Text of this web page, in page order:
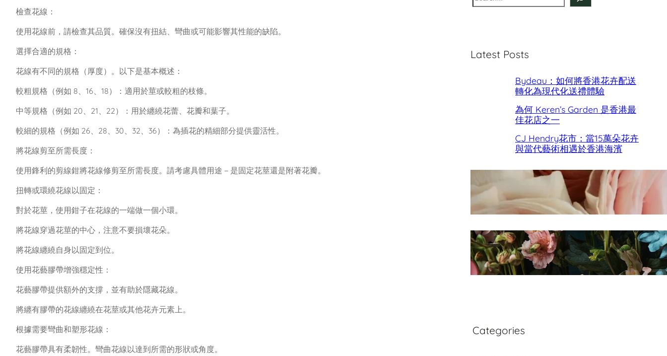
檢查花線：
使用花線前，請檢查其品質。確保沒有扭結、彎曲或可能影響其性能的缺陷。
選擇合適的規格：
花線有不同的規格（厚度）。以下是基本概述：
較粗規格（例如 8、16、18）：適用於莖或較粗的枝條。
中等規格（例如 20、21、22）：用於纏繞花蕾、花瓣和葉子。
較細的規格（例如 26、28、30、32、36）：為插花的精細部分提供靈活性。
將花線剪至所需長度：
使用鋒利的剪線鉗將花線修剪至所需長度。請考慮具體用途－是固定花莖還是附著花瓣。
扭轉或環繞花線以固定：
對於花莖，使用鉗子在花線的一端做一個小環。
將花線穿過花莖的中心，注意不要損壞花朵。
將花線纏繞自身以固定到位。
使用花藝膠帶增強穩定性：
花藝膠帶提供額外的支撐，並有助於隱藏花線。
將纏有膠帶的花線纏繞在花莖或其他花卉元素上。
根據需要彎曲和塑形花線：
花藝膠帶具有柔韌性。彎曲花線以達到所需的形狀或角度。
e
hLatest Posts
Bydeau：如何將香港花卉配送
轉化為現代化送禮體驗
為何 Keren’s Garden 是香港最
佳花店之一
CJ Hendry花市：當15萬朵花卉
與當代藝術相遇於香港海濱
香港母親節最佳花店
Fleurology by H.：奢華花藝工
作室
Categories